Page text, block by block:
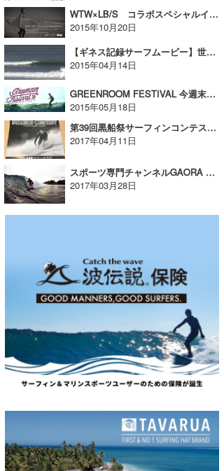
WTW×LB/S コラボスペシャルイベント！プロサーファー市東重明トークショー開催！
2015年10月20日
【ギネス記録サーフムービー】世界一 ロングライドできるポイントで34回のターン！
2015年04月14日
GREENROOM FESTIVAL 今週末ついに開催！！
2015年05月18日
第39回黒船祭サーフィンコンテスト、5/7（日）開催
2017年04月11日
スポーツ専門チャンネルGAORA 4月番組ハイライト【広告】
2017年03月28日
たっちー
ハンマー
まっきー
三輪予報士
小川予報士
上田純子
上條将美
ゴン
米山予報士
wanda
予報士 hiro.
chappy